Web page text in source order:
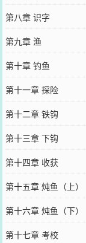
第八章 识字
第九章 渔
第十章 钓鱼
第十一章 探险
第十二章 铁钩
第十三章 下钩
第十四章 收获
第十五章 炖鱼（上）
第十六章 炖鱼（下）
第十七章 考校